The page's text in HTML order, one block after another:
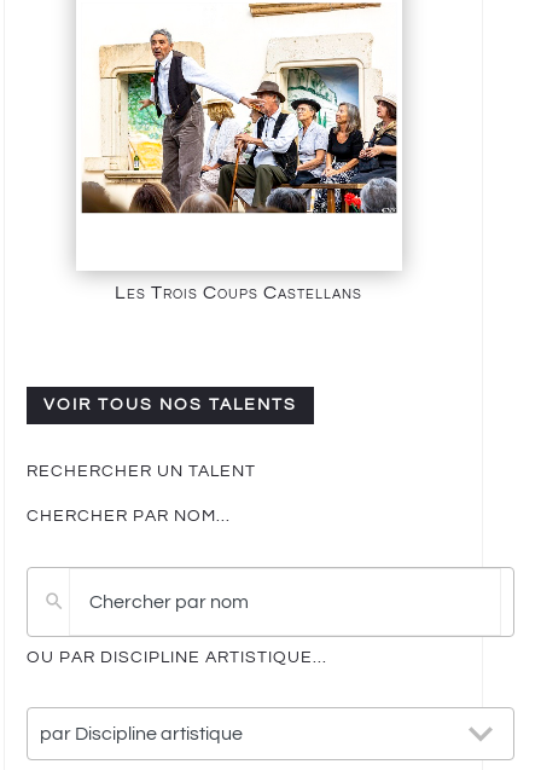
Les Trois Coups Castellans
VOIR TOUS NOS TALENTS
RECHERCHER UN TALENT
CHERCHER PAR NOM...
Pas
OU PAR DISCIPLINE ARTISTIQUE...
par Discipline artistique
25
results
available